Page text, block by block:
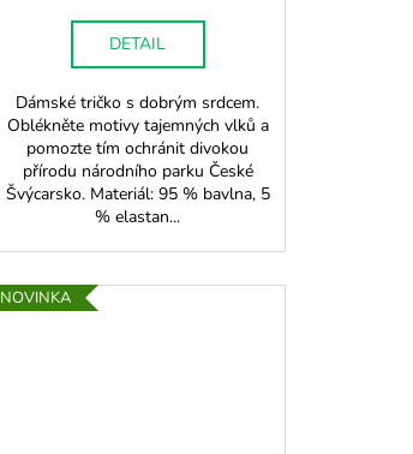
DETAIL
Dámské tričko s dobrým srdcem.
Oblékněte motivy tajemných vlků a
pomozte tím ochránit divokou
přírodu národního parku České
Švýcarsko. Materiál: 95 % bavlna, 5
% elastan...
NOVINKA